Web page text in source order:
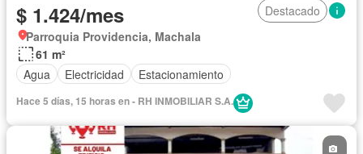
$ 1.424/mes
Destacado
Parroquia Providencia, Machala
61 m²
Agua
Electricidad Estacionamiento
Hace 5 días, 15 horas en - RH INMOBILIAR S.A.